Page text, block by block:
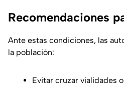
Recomendaciones
Ante estas condiciones, las
la población:
Evitar cruzar vialidades